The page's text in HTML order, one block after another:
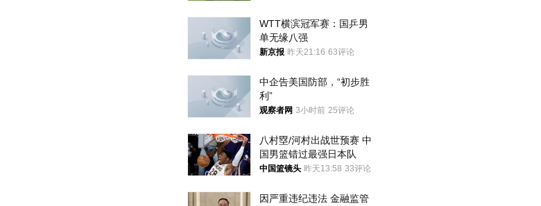
WTT横滨冠军赛：国乒男
单无缘八强
新京报 昨天21:16 63评论
中企告美国防部，“初步胜
利”
观察者网 3小时前 25评论
八村塁/河村出战世预赛 中
国男篮错过最强日本队
中国篮镜头 昨天13:58 33评论
因严重违纪违法 金融监管